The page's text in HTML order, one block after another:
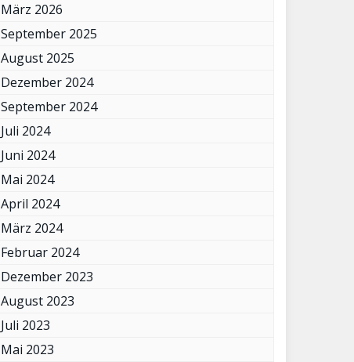
März 2026
September 2025
August 2025
Dezember 2024
September 2024
Juli 2024
Juni 2024
Mai 2024
April 2024
März 2024
Februar 2024
Dezember 2023
August 2023
Juli 2023
Mai 2023